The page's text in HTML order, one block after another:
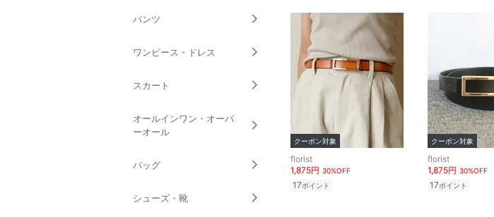
パンツ
ワンピース・ドレス
スカート
オールインワン・オーバ
ーオール
バッグ
シューズ・靴
クーポン対象
florist
1,875円 30%OFF
17ポイント
クーポン対象
florist
1,875円 30%OFF
17ポイント